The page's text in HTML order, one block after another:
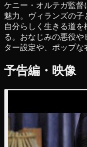
ケニー・オルテガ監
魅力。ヴィランズの子
自分らしく生きる道
る。おなじみの悪役
ター設定や、ポップな
予告編・映像